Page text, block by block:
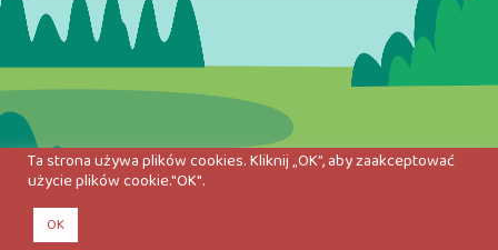
Ta strona używa plików cookies. Kliknij „OK”, aby zaakceptować
użycie plików cookie."OK".
OK